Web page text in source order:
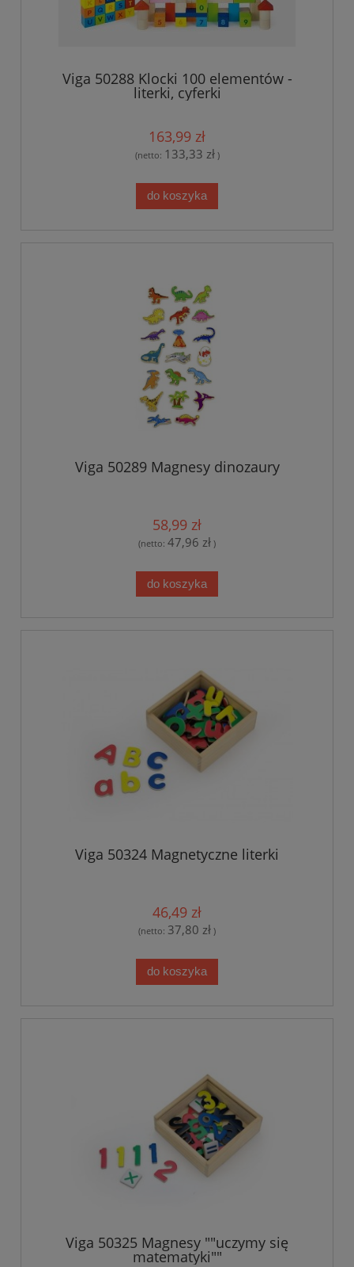
Viga 50288 Klocki 100 elementów -
literki, cyferki
163,99 zł
(netto: 133,33 zł)
do koszyka
Viga 50289 Magnesy dinozaury
58,99 zł
(netto: 47,96 zł )
do koszyka
Viga 50324 Magnetyczne literki
46,49 zł
(netto: 37,80 zł )
do koszyka
Viga 50325 Magnesy ""uczymy się
matematyki""